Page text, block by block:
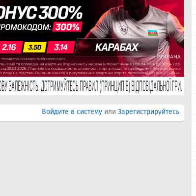
Войдите в систему или Зарегистрируйтесь